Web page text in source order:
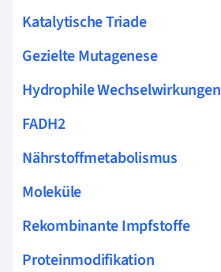
Katalytische Triade
Gezielte Mutagenese
Hydrophile Wechselwirkungen
FADH2
Nährstoffmetabolismus
Moleküle
Rekombinante Impfstoffe
Proteinmodifikation